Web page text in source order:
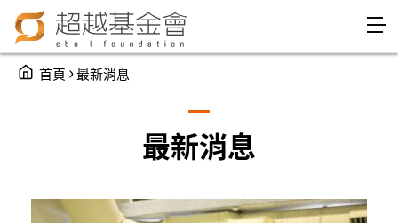
Jump to Navigation
Jump to Main content
You are here
首頁 ›最新消息
最新消息